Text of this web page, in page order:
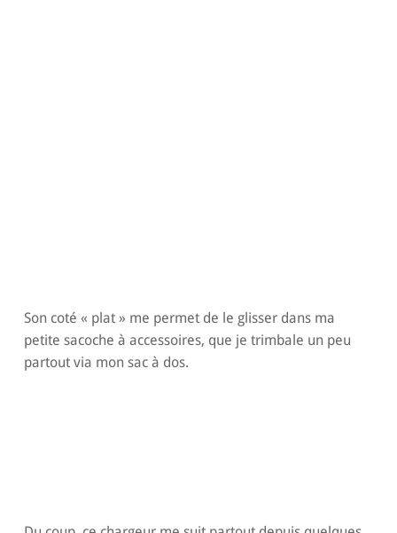
Son coté « plat » me permet de le glisser dans ma
petite sacoche à accessoires, que je trimbale un peu
partout via mon sac à dos.